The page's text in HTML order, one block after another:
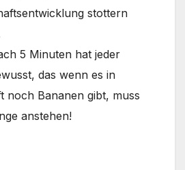
stottern
5 Minuten hat jeder
das wenn es in
noch Bananen gibt, muss
anstehen!